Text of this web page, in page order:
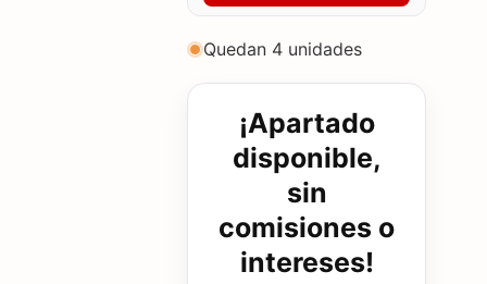
Quedan 4 unidades
¡Apartado
disponible,
sin
comisiones o
intereses!